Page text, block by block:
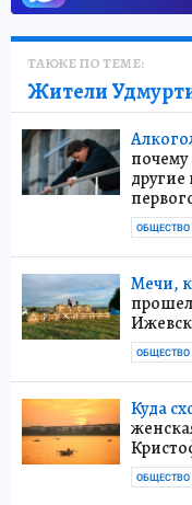
ТАКЖЕ ПО ТЕМЕ:
Жители
другие
ОБЩЕСТВО
Мечи,
ОБЩЕСТВО
Куда
ОБЩЕСТВО